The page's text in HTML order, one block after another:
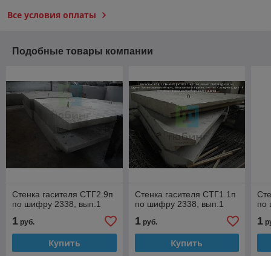
Все условия оплаты
Подобные товары компании
Стенка гасителя СТГ2.9п
по шифру 2338, вып.1
1 руб.
Купить
Стенка гасителя СТГ1.1п
по шифру 2338, вып.1
1руб.
Купить
по
1